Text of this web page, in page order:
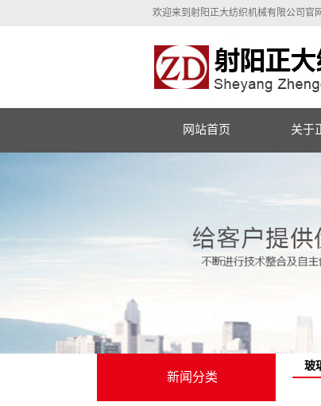
欢迎来到射阳正大纺织机械有限公司官网
网站首页 关于
现场
新闻分类
玻